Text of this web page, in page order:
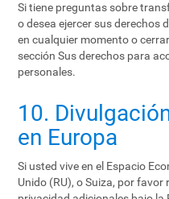
Si tiene preguntas sobre
o desea ejercer sus derechos
en cualquier momento o
sección Sus derechos para
personales.
10.
en Europa
Si usted vive en el Espacio
Unido (RU), o Suiza, por